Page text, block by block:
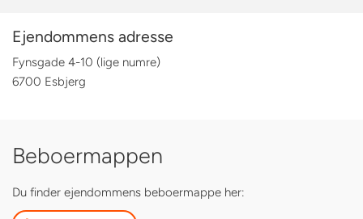
Ejendommens adresse
Fynsgade 4-10 (lige numre)
6700 Esbjerg
Beboermappen
Du finder ejendommens beboermappe her: